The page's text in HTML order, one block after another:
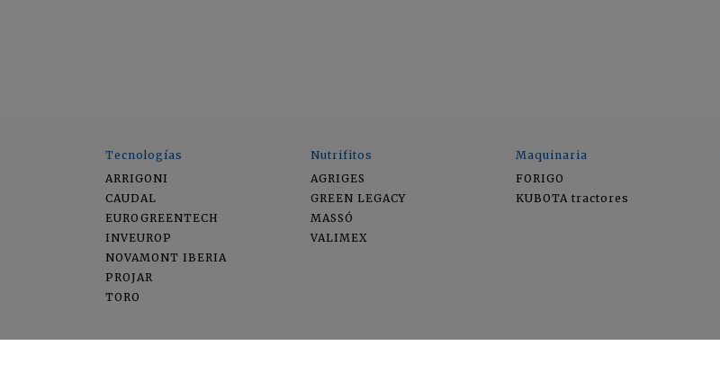
Tecnologías
ARRIGONI
CAUDAL
EUROGREENTECH
INVEUROP
NOVAMONT IBERIA
PROJAR
TORO
Nutrifitos
AGRIGES
GREEN LEGACY
MASSÓ
VALIMEX
Maquinaria
FORIGO
KUBOTA tractores